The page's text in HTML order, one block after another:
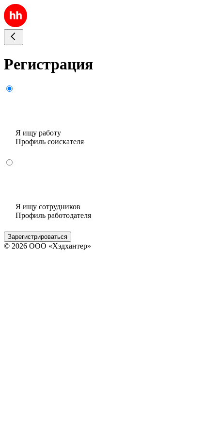
Регистрация
Я ищу работу
Профиль соискателя
Я ищу сотрудников
Профиль работодателя
Зарегистрироваться
© 2026 ООО «Хэдхантер»